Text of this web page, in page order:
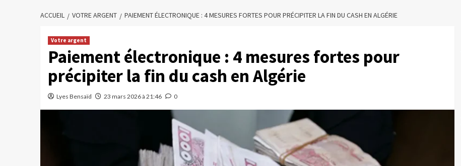
ACCUEIL VOTRE ARGENT PAIEMENT ÉLECTRONIQUE : 4 MESURES FORTES POUR PRÉCIPITER LA FIN DU CASH EN ALGÉRIE
Votre argent
Paiement électronique : 4 mesures fortes pour
précipiter la fin du cash en Algérie
Lyes Bensaïd 23 mars 2026 à 21:46 0